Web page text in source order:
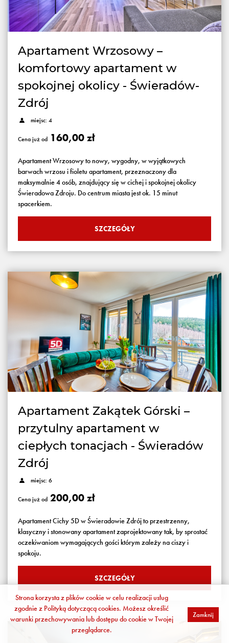
Apartament Wrzosowy –
komfortowy apartament w
spokojnej okolicy - Świeradów-
Zdrój
miejsc: 4
Cena już od 160,00 zł
Apartament Wrzosowy to nowy, wygodny, w wyjątkowych
barwach wrzosu i fioletu apartament, przeznaczony dla
maksymalnie 4 osób, znajdujący się w cichej i spokojnej okolicy
Świeradowa Zdroju. Do centrum miasta jest ok. 15 minut
spacerkiem.
SZCZEGÓŁY
Apartament Zakątek Górski –
przytulny apartament w
ciepłych tonacjach - Świeradów
Zdrój
miejsc: 6
Cena już od 200,00 zł
Apartament Cichy 5D w Świeradowie Zdrój to przestrzenny,
klasyczny i stonowany apartament zaprojektowany tak, by sprostać
oczekiwaniom wymagających gości którym zależy na ciszy i
spokoju.
SZCZEGÓŁY
Strona korzysta z plików cookie w celu realizacji usług
zgodnie z Polityką dotyczącą cookies. Możesz określić
warunki przechowywania lub dostępu do cookie w Twojej
przeglądarce.
Zamknij